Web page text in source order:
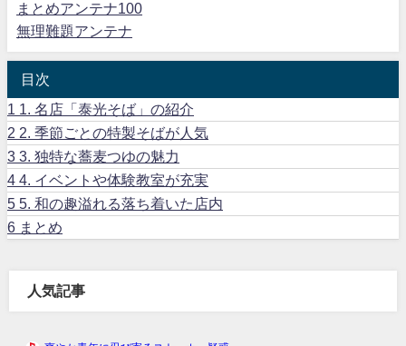
まとめアンテナ100
無理難題アンテナ
目次
1 1. 名店「泰光そば」の紹介
2 2. 季節ごとの特製そばが人気
3 3. 独特な蕎麦つゆの魅力
4 4. イベントや体験教室が充実
5 5. 和の趣溢れる落ち着いた店内
6 まとめ
人気記事